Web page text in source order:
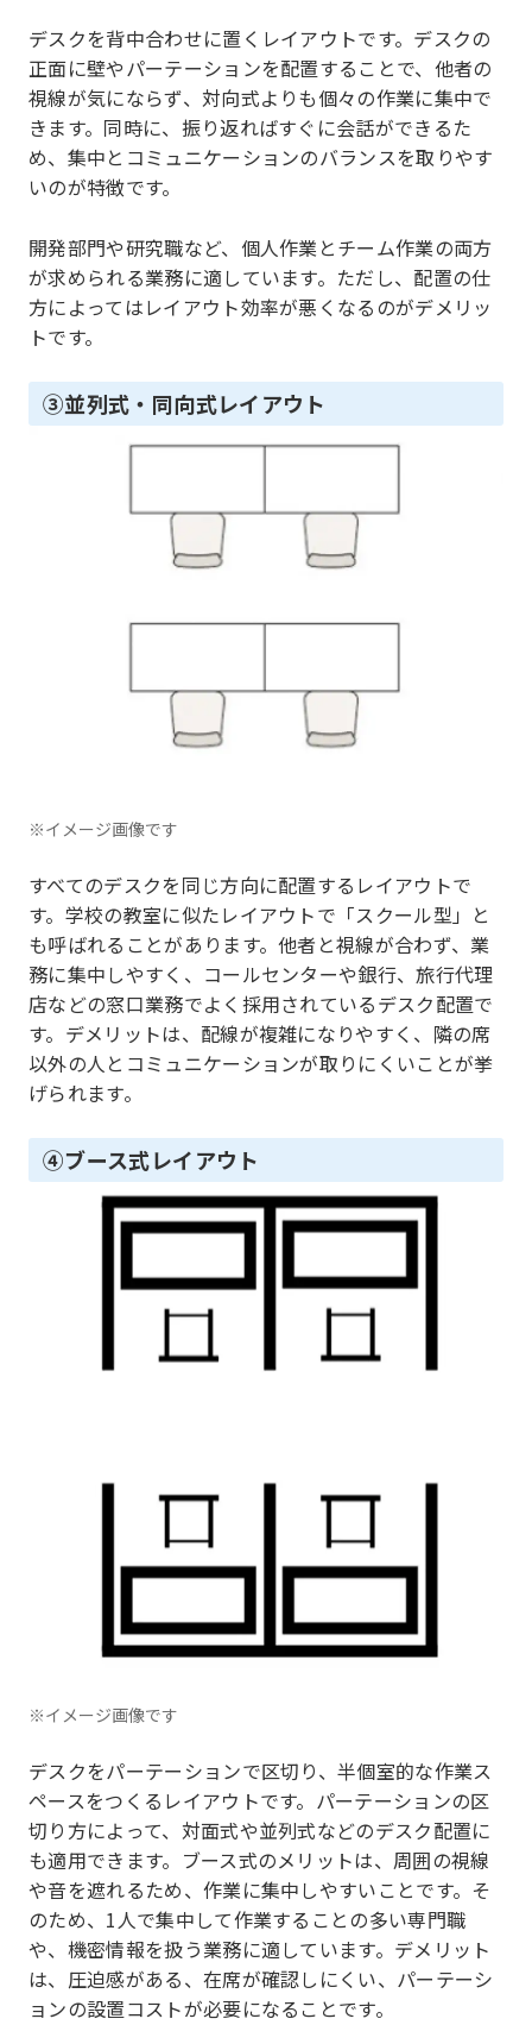
デスクを背中合わせに置くレイアウトです。デスクの
正面に壁やパーテーションを配置することで、他者の
視線が気にならず、対向式よりも個々の作業に集中で
きます。同時に、振り返ればすぐに会話ができるた
め、集中とコミュニケーションのバランスを取りやす
いのが特徴です。
開発部門や研究職など、個人作業とチーム作業の両方
が求められる業務に適しています。ただし、配置の仕
方によってはレイアウト効率が悪くなるのがデメリッ
トです。
③並列式・同向式レイアウト
※イメージ画像です
すべてのデスクを同じ方向に配置するレイアウトで
す。学校の教室に似たレイアウトで「スクール型」と
も呼ばれることがあります。他者と視線が合わず、業
務に集中しやすく、コールセンターや銀行、旅行代理
店などの窓口業務でよく採用されているデスク配置で
す。デメリットは、配線が複雑になりやすく、隣の席
以外の人とコミュニケーションが取りにくいことが挙
げられます。
④ブース式レイアウト
※イメージ画像です
デスクをパーテーションで区切り、半個室的な作業ス
ペースをつくるレイアウトです。パーテーションの区
切り方によって、対面式や並列式などのデスク配置に
も適用できます。ブース式のメリットは、周囲の視線
や音を遮れるため、作業に集中しやすいことです。そ
のため、1人で集中して作業することの多い専門職
や、機密情報を扱う業務に適しています。デメリット
は、圧迫感がある、在席が確認しにくい、パーテーシ
ョンの設置コストが必要になることです。